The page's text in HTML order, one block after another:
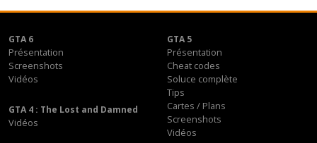
GTA 6
Présentation
Screenshots
Vidéos
GTA 5
Présentation
Cheat codes
Soluce complète
Tips
Cartes / Plans
Screenshots
Vidéos
GTA 4 : The Lost and Damned
Vidéos